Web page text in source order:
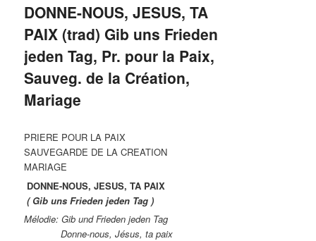
DONNE-NOUS, JESUS, TA
PAIX (trad) Gib uns Frieden
jeden Tag, Pr. pour la Paix,
Sauveg. de la Création,
Mariage
PRIERE POUR LA PAIX
SAUVEGARDE DE LA CREATION
MARIAGE
DONNE-NOUS, JESUS, TA PAIX
( Gib uns Frieden jeden Tag )
Mélodie: Gib und Frieden jeden Tag
Donne-nous, Jésus, ta paix